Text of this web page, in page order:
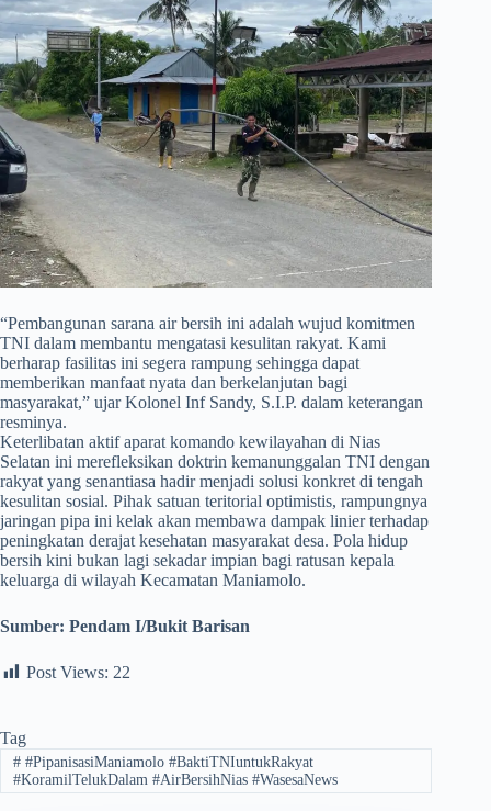
​“Pembangunan sarana air bersih ini adalah wujud komitmen
TNI dalam membantu mengatasi kesulitan rakyat. Kami
berharap fasilitas ini segera rampung sehingga dapat
memberikan manfaat nyata dan berkelanjutan bagi
masyarakat,” ujar Kolonel Inf Sandy, S.I.P. dalam keterangan
resminya.
Keterlibatan aktif aparat komando kewilayahan di Nias
Selatan ini merefleksikan doktrin kemanunggalan TNI dengan
rakyat yang senantiasa hadir menjadi solusi konkret di tengah
kesulitan sosial. Pihak satuan teritorial optimistis, rampungnya
jaringan pipa ini kelak akan membawa dampak linier terhadap
peningkatan derajat kesehatan masyarakat desa. Pola hidup
bersih kini bukan lagi sekadar impian bagi ratusan kepala
keluarga di wilayah Kecamatan Maniamolo.
Sumber: Pendam I/Bukit Barisan
Post Views: 22
Tag
##PipanisasiManiamolo #BaktiTNIuntukRakyat
#KoramilTelukDalam #AirBersihNias #WasesaNews